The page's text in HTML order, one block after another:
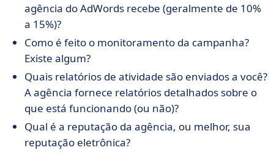
agência do AdWords recebe (geralmente de 10%
a 15%)?
Como é feito o monitoramento da campanha?
Existe algum?
Quais relatórios de atividade são enviados a você?
A agência fornece relatórios detalhados sobre o
que está funcionando (ou não)?
Qual é a reputação da agência, ou melhor, sua
reputação eletrônica?